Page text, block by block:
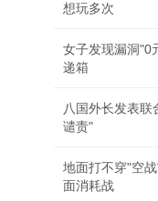
想玩多次
女子发现漏洞"0
递箱
八国外长发表联
谴责"
地面打不穿"空
面消耗战